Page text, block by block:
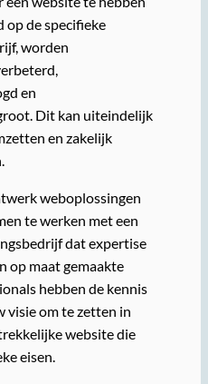
op de specifieke
worden
en
Dit kan uiteindelijk
en zakelijk
weboplossingen
te werken met een
dat expertise
op maat gemaakte
hebben de kennis
visie om te zetten in
website die
eisen.